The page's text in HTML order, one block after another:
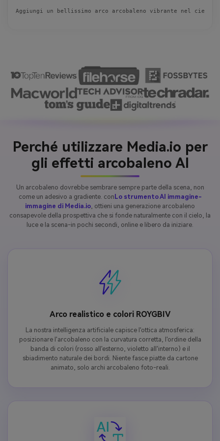
Aggiungi un bellissimo arco arcobaleno vibrante nel
Perché utilizzare Media.io per
gli effetti arcobaleno AI
Un arcobaleno dovrebbe sembrare sempre parte della scena, non
come un adesivo a gradiente. con Lo strumento AI immagine-
immagine di Media.io, ottieni una generazione arcobaleno
consapevole della prospettiva che si fonde naturalmente con il cielo, la
luce e la scena-in pochi secondi, online e libero da iniziare.
Arco realistico e colori ROYGBIV
La nostra intelligenza artificiale capisce l'ottica atmosferica:
posizionare l'arcobaleno con la curvatura corretta, l'ordine della
banda di colori (rosso all'esterno, violetto all'interno) e il
sbiadimento naturale dei bordi. Niente fasce piatte da cartone
animato, solo archi arcobaleno foto-reali.